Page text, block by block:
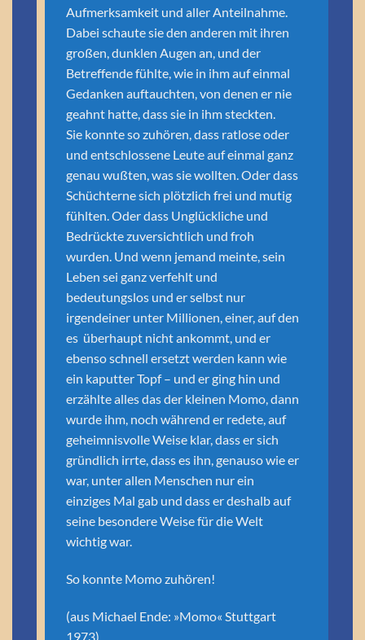
Aufmerksamkeit und aller Anteilnahme.
Dabei schaute sie den anderen mit ihren
großen, dunklen Augen an, und der
Betreffende fühlte, wie in ihm auf einmal
Gedanken auftauchten, von denen er nie
geahnt hatte, dass sie in ihm steckten.
Sie konnte so zuhören, dass ratlose oder
und entschlossene Leute auf einmal ganz
genau wußten, was sie wollten. Oder dass
Schüchterne sich plötzlich frei und mutig
fühlten. Oder dass Unglückliche und
Bedrückte zuversichtlich und froh
wurden. Und wenn jemand meinte, sein
Leben sei ganz verfehlt und
bedeutungslos und er selbst nur
irgendeiner unter Millionen, einer, auf den
es überhaupt nicht ankommt, und er
ebenso schnell ersetzt werden kann wie
ein kaputter Topf – und er ging hin und
erzählte alles das der kleinen Momo, dann
wurde ihm, noch während er redete, auf
geheimnisvolle Weise klar, dass er sich
gründlich irrte, dass es ihn, genauso wie er
war, unter allen Menschen nur ein
einziges Mal gab und dass er deshalb auf
seine besondere Weise für die Welt
wichtig war.
So konnte Momo zuhören!
(aus Michael Ende: »Momo« Stuttgart
1973)